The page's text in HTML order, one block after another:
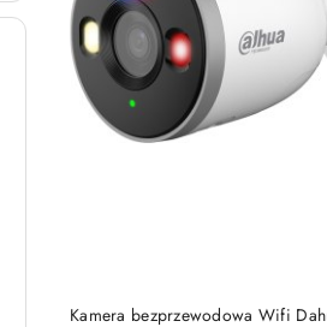
Kamera bezprzewodowa Wifi
DODAJ DO